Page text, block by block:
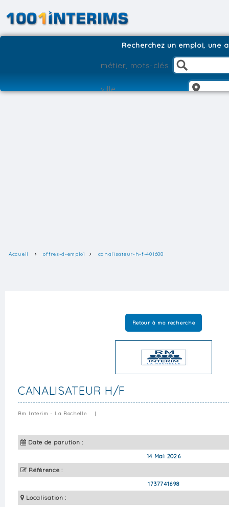
Recherchez un emploi, une
Accueil offres-d-emploi canalisateur-h-f-401688
Retour à ma recherche
CANALISATEUR H/F
Rm Interim - La Rochelle |
Date de parution :
14 Mai 2026
Référence :
1737741698
Localisation :